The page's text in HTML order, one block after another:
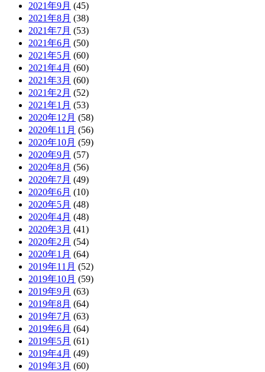
2021年9月 (45)
2021年8月 (38)
2021年7月 (53)
2021年6月 (50)
2021年5月 (60)
2021年4月 (60)
2021年3月 (60)
2021年2月 (52)
2021年1月 (53)
2020年12月 (58)
2020年11月 (56)
2020年10月 (59)
2020年9月 (57)
2020年8月 (56)
2020年7月 (49)
2020年6月 (10)
2020年5月 (48)
2020年4月 (48)
2020年3月 (41)
2020年2月 (54)
2020年1月 (64)
2019年11月 (52)
2019年10月 (59)
2019年9月 (63)
2019年8月 (64)
2019年7月 (63)
2019年6月 (64)
2019年5月 (61)
2019年4月 (49)
2019年3月 (60)